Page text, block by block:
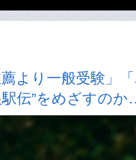
薦より一般受験」
伝”をめざすの